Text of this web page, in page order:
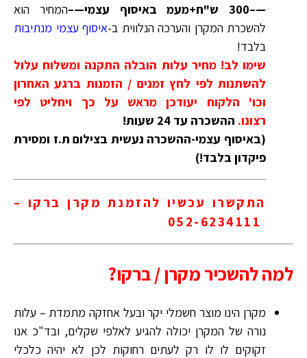
—–300 ש"ח+מעמ באיסוף עצמי—–
המחיר הוא
להשכרת המקרן והערכה הנלווית ב-איסוף עצמי מנתיבות
בלבד!
שימו לב! מחיר עלות הובלה התקנה ומשלוח עלול
להשתנות לפי לחץ זמנים / הזמנות ברגע האחרון
וכו' הלקוח יעודכן מראש על כך ויחליט לפי
רצונו. ההשכרה עד 24 שעות!
(באיסוף עצמי-ההשכרה נעשית בצילום ת.ז ומסירת
פיקדון בלבד!)
התקשרו עכשיו להזמנת מקרן ברקו –
052-6234111
למה להשכיר מקרן / ברקו?
מקרן הינו מוצר חשמלי יקר ובעל אחזקה מתמדת – עלות
נורה של המקרן יכולה להגיע לאלפי שקלים, ובד"כ אנו
זקוקים לו לו רק לעתים רחוקות לכן לא יהיה כלכלי